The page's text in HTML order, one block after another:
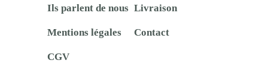
Ils parlent de nous
Mentions légales
CGV
Livraison
Contact